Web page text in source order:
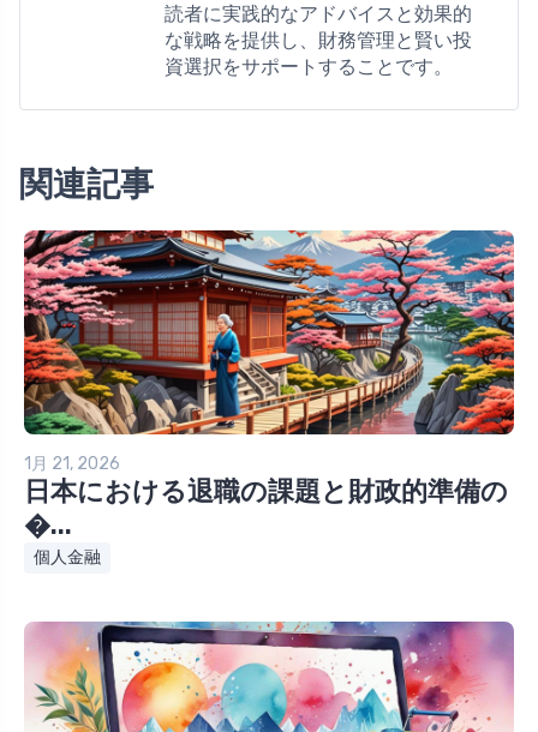
読者に実践的なアドバイスと効果的
な戦略を提供し、財務管理と賢い投
資選択をサポートすることです。
関連記事
1月 21, 2026
日本における退職の課題と財政的準備の
�...
個人金融